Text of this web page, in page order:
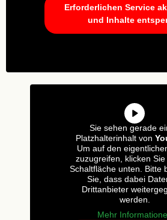
Erforderlichen Service
und Inhalte
Sie sehen gerade
Platzhalterinhalt von
Um auf den
zuzugreifen, klicken
Schaltfläche unten. Bitte
Sie, dass dabei
Drittanbieter
werden.
Mehr